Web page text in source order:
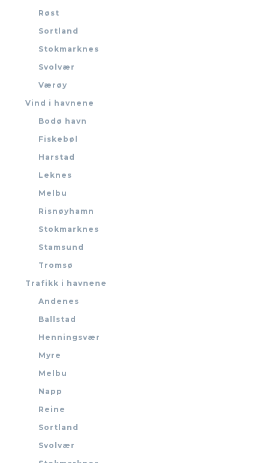
Røst
Sortland
Stokmarknes
Svolvær
Værøy
Vind i havnene
Bodø havn
Fiskebøl
Harstad
Leknes
Melbu
Risnøyhamn
Stokmarknes
Stamsund
Tromsø
Trafikk i havnene
Andenes
Ballstad
Henningsvær
Myre
Melbu
Napp
Reine
Sortland
Svolvær